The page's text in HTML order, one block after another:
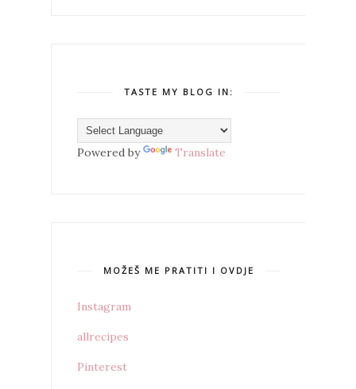
TASTE MY BLOG IN:
Powered by Translate
MOŽEŠ ME PRATITI I OVDJE
Instagram
allrecipes
Pinterest